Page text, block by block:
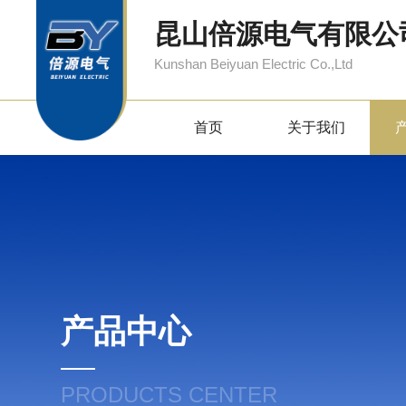
昆山倍源电气有限公
Kunshan Beiyuan Electric Co.,Ltd
首页 关于我们
产品中心
PRODUCTS CENTER